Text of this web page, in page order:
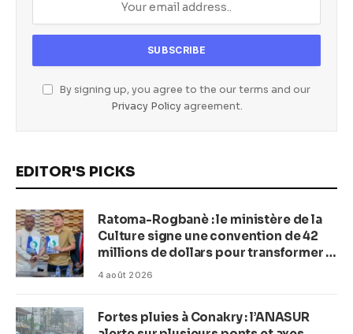
By signing up, you agree to the our terms and our
Privacy Policyagreement.
EDITOR'S PICKS
Ratoma-Rogbanè : le ministère de la
Culture signe une convention de 42
millions de dollars pour transformer la
plage en complexe balnéaire
4 août 2026
Fortes pluies à Conakry : l’ANASUR